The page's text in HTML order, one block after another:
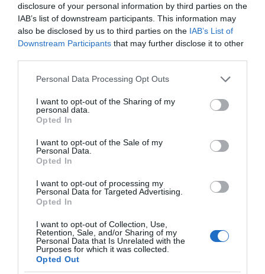
disclosure of your personal information by third parties on the
IAB’s list of downstream participants. This information may
also be disclosed by us to third parties on the IAB’s List of
Downstream Participants that may further disclose it to other
Please note that this website/app uses one or more Google
not limited to your visit or usage behaviour. You may click to
grant or deny consent to Google and its third-party tags to
use your data for below specified purposes in below Google
consent section.
Personal Data Processing Opt Outs
I want to opt-out of the Sharing of my
personal data.
Opted In
I want to opt-out of the Sale of my
Personal Data.
Opted In
I want to opt-out of processing my
Personal Data for Targeted Advertising.
Opted In
I want to opt-out of Collection, Use,
Retention, Sale, and/or Sharing of my
Personal Data that Is Unrelated with the
Purposes for which it was collected.
Opted Out
Μαθητικό Φεστιβάλ της ΚΝΕ το Σάββατο 4
Ιουνίου στη Χαλκίδα
Ρίγη συγκίνησης στην Εύβοια! Η Ιερά
Μονή Οσίου Δαυΐδ έλαμψε στη μεγάλη
08.08.2026 | 21:00
Φάνης Σπανός: 500.000 € για την
ενεργειακή αναβάθμιση του 4ου